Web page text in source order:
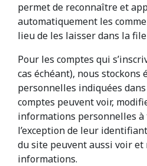
permet de reconnaître et
automatiquement les
lieu de les laisser dans la
Pour les comptes qui
cas échéant), nous stockons
personnelles indiquées
comptes peuvent voir,
informations personnelles à
l’exception de leur
du site peuvent aussi voir et
informations.